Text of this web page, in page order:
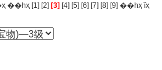
��һҳ [1] [2] [3] [4] [5] [6] [7] [8] [9] ��һҳ ĩҳ